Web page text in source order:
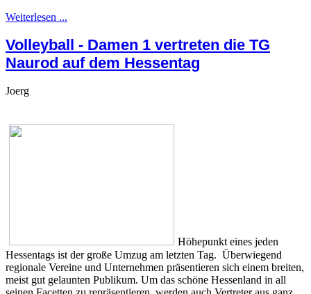
Weiterlesen ...
Volleyball - Damen 1 vertreten die TG
Naurod auf dem Hessentag
Joerg
Höhepunkt eines jeden
Hessentags ist der große Umzug am letzten Tag. Überwiegend
regionale Vereine und Unternehmen präsentieren sich einem breiten,
meist gut gelaunten Publikum. Um das schöne Hessenland in all